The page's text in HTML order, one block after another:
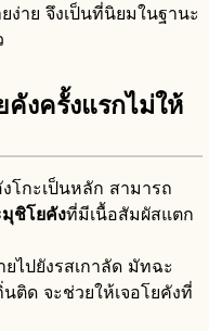
ง่าย จึงเป็นที่นิยมในฐานะ
คังครั้งแรกไม่ให้
กะเป็นหลัก สามารถ
มุชิโยคังที่มีเนื้อสัมผัสแตก
ไปยังรสเกาลัด มัทฉะ
ติด จะช่วยให้เจอโยคังที่